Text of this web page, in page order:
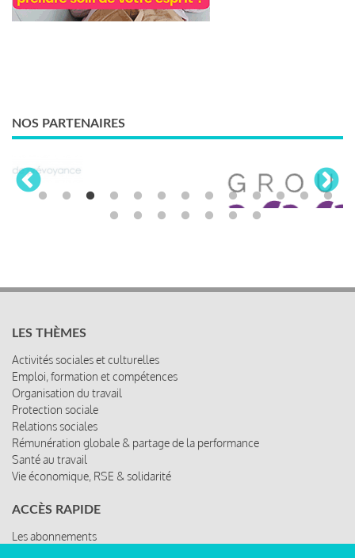
NOS PARTENAIRES
LES THÈMES
Activités sociales et culturelles
Emploi, formation et compétences
Organisation du travail
Protection sociale
Relations sociales
Rémunération globale & partage de la performance
Santé au travail